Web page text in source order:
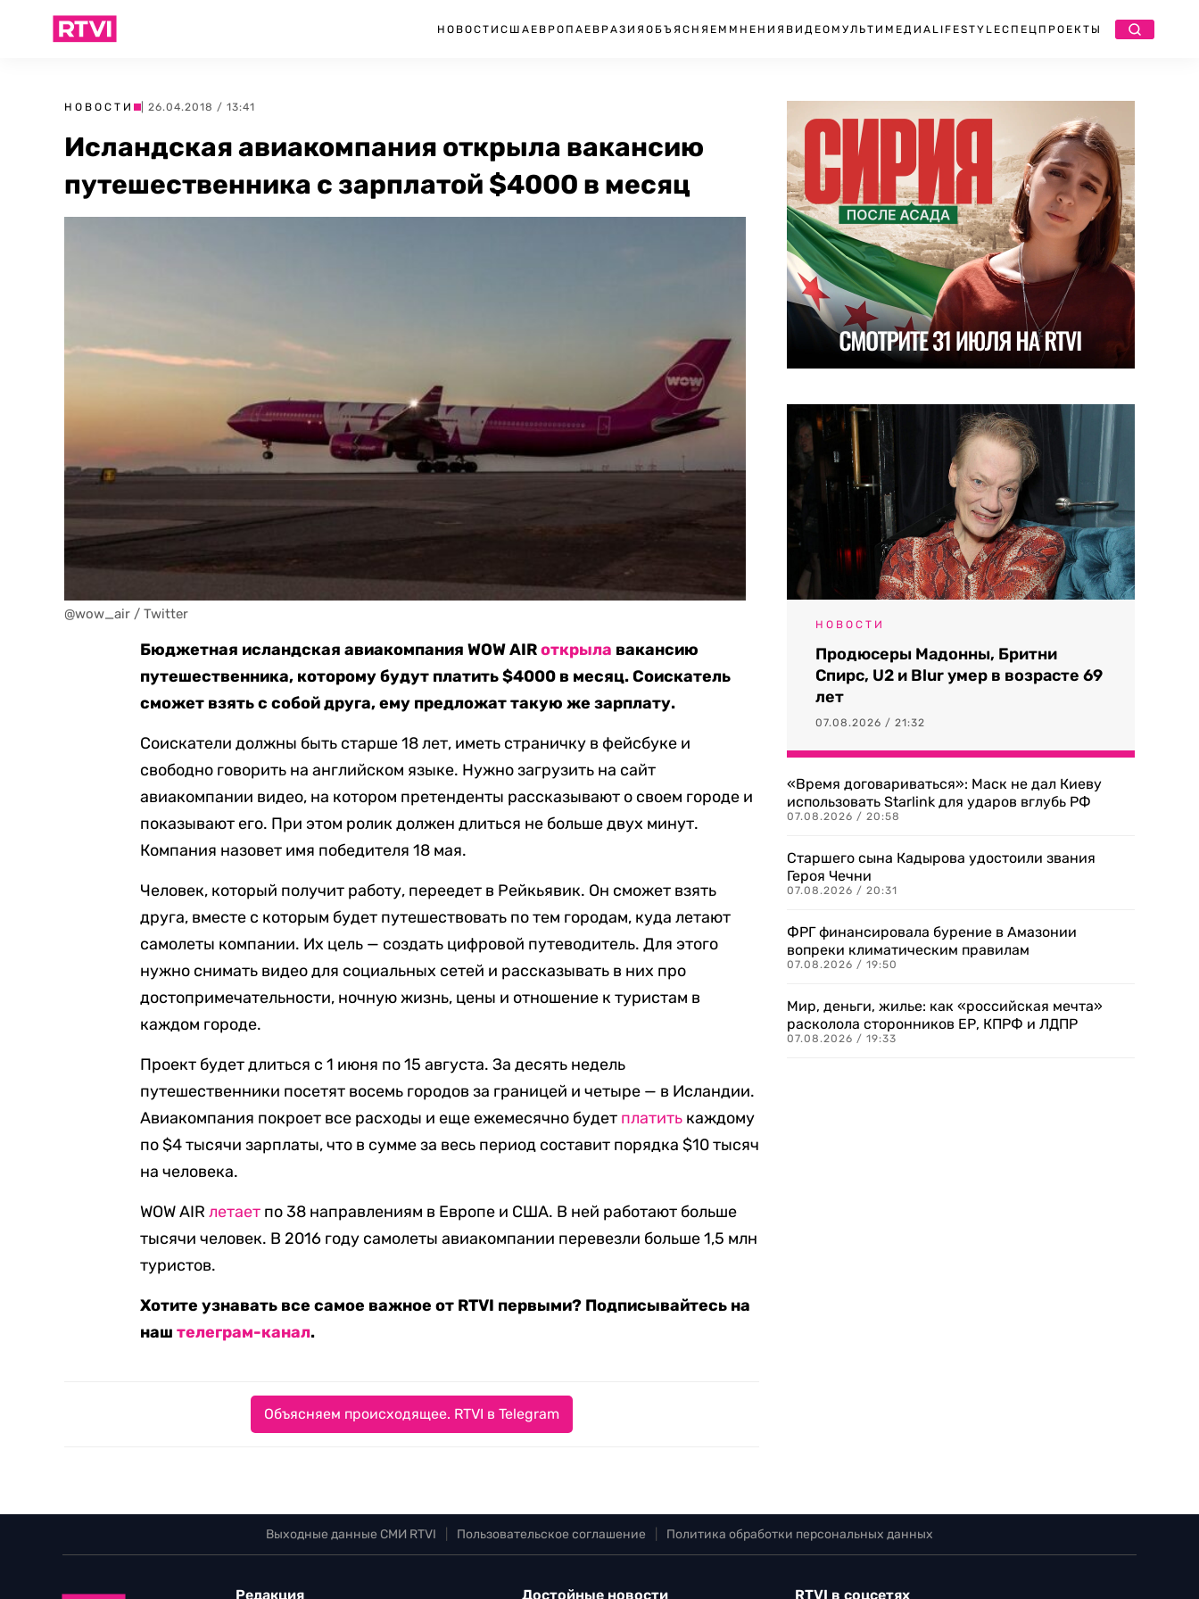
НОВОСТИ США ЕВРОПА ЕВРАЗИЯ ОБЪЯСНЯЕМ МНЕНИЯ ВИДЕО МУЛЬТИМЕДИА LIFESTYLEСПЕЦПРОЕКТЫ
НОВОСТИ | 26.04.2018 / 13:41
Исландская авиакомпания открыла вакансию
путешественника с зарплатой $4000 в месяц
@wow_air / Twitter
Бюджетная исландская авиакомпания WOW AIRоткрыла вакансию
путешественника, которому будут платить $4000 в месяц. Соискатель
сможет взять с собой друга, ему предложат такую же зарплату.
Соискатели должны быть старше 18 лет, иметь страничку в фейсбуке и
свободно говорить на английском языке. Нужно загрузить на сайт
авиакомпании видео, на котором претенденты рассказывают о своем городе и
показывают его. При этом ролик должен длиться не больше двух минут.
Компания назовет имя победителя 18 мая.
Человек, который получит работу, переедет в Рейкьявик. Он сможет взять
друга, вместе с которым будет путешествовать по тем городам, куда летают
самолеты компании. Их цель — создать цифровой путеводитель. Для этого
нужно снимать видео для социальных сетей и рассказывать в них про
достопримечательности, ночную жизнь, цены и отношение к туристам в
каждом городе.
Проект будет длиться с 1 июня по 15 августа. За десять недель
путешественники посетят восемь городов за границей и четыре — в Исландии.
Авиакомпания покроет все расходы и еще ежемесячно будет платить каждому
по $4 тысячи зарплаты, что в сумме за весь период составит порядка $10 тысяч
на человека.
WOW AIRлетает по 38 направлениям в Европе и США. В ней работают больше
тысячи человек. В 2016 году самолеты авиакомпании перевезли больше 1,5 млн
туристов.
Хотите узнавать все самое важное от RTVI первыми? Подписывайтесь на
наштелеграм-канал.
Объясняем происходящее. RTVI в Telegram
НОВОСТИ
Продюсеры Мадонны, Бритни
Спирс, U2 и Blur умер в возрасте 69
лет
07.08.2026 / 21:32
«Время договариваться»: Маск не дал Киеву
использовать Starlink для ударов вглубь РФ
07.08.2026 / 20:58
Старшего сына Кадырова удостоили звания
Героя Чечни
07.08.2026 / 20:31
ФРГ финансировала бурение в Амазонии
вопреки климатическим правилам
07.08.2026 / 19:50
Мир, деньги, жилье: как «российская мечта»
расколола сторонников ЕР, КПРФ и ЛДПР
07.08.2026 / 19:33
Выходные данные СМИ RTVI Пользовательское соглашение Политика обработки персональных данных
Редакция Достойные новости RTVI в соцсетях